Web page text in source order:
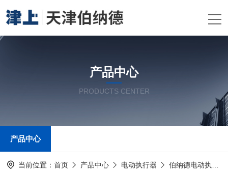
产品中心
PRODUCTS CENTER
产品中心
当前位置： 首页 产品中心 电动执行器 伯纳德电动执行器